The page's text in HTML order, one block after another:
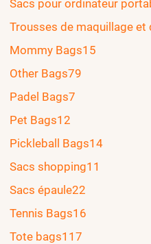
Sacs pour ordinateur
Trousses de maquillage et
Mommy Bags15
Other Bags79
Padel Bags7
Pet Bags12
Pickleball Bags14
Sacs shopping11
Sacs épaule22
Tennis Bags16
Tote bags117